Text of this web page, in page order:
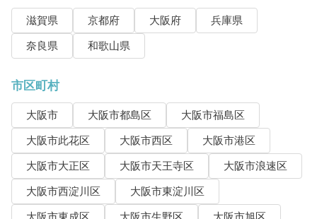
滋賀県 京都府 大阪府
兵庫県
奈良県
和歌山県
市区町村
大阪市 大阪市都島区
大阪市福島区
大阪市此花区
大阪市西区
大阪市港区
大阪市大正区
大阪市天王寺区
大阪市浪速区
大阪市西淀川区
大阪市東淀川区